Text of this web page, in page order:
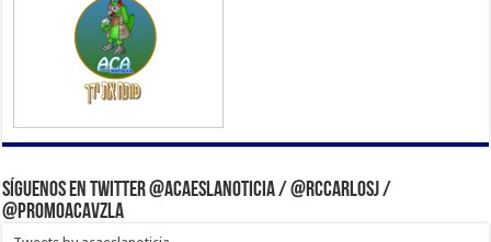
Síguenos en Twitter @acaeslanoticia / @rccarlosj /
@PromoACAVzla